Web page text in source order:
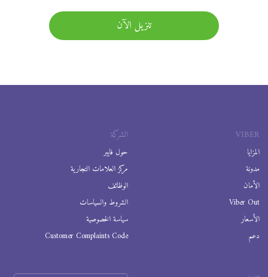
تنزيل الآن
VIBER
المزايا
مدونة
الأمان
Viber Out
الأسعار
دعم
الشركة
حول فايبر
مركز العلامات التجارية
الوظائف
الشروط والسياسات
سياسة الخصوصية
Customer Complaints Code